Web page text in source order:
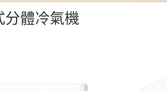
分體冷氣機